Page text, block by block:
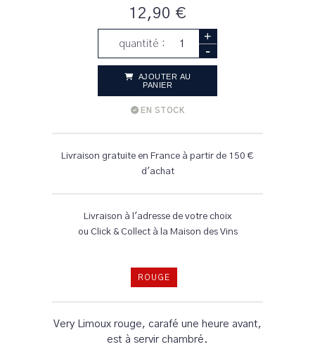
12,90 €
quantité : +
-
AJOUTER AU
PANIER
EN STOCK
Livraison gratuite en France à partir de 150 €
d'achat
Livraison à l'adresse de votre choix
ou Click & Collect à la Maison des Vins
ROUGE
Very Limoux rouge, carafé une heure avant,
est à servir chambré.